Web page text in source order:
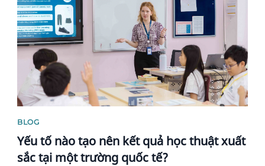
BLOG
Yếu tố nào tạo nên kết quả học thuật xuất
sắc tại một trường quốc tế?